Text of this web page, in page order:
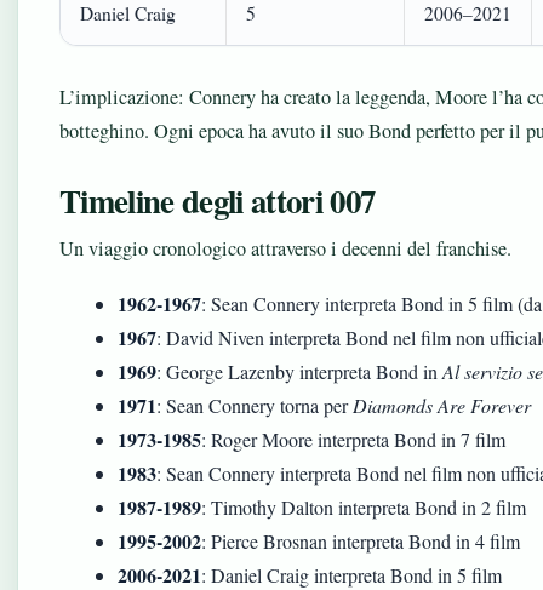
Daniel Craig 5 2006–2021
L’implicazione: Connery ha creato la leggenda, Moore l’ha
botteghino. Ogni epoca ha avuto il suo Bond perfetto per il
Timeline degli attori 007
Un viaggio cronologico attraverso i decenni del franchise.
1962-1967: Sean Connery interpreta Bond in 5 film
1967: David Niven interpreta Bond nel film non
1969: George Lazenby interpreta Bond in Al servizio
1971: Sean Connery torna perDiamonds Are Forever
1973-1985: Roger Moore interpreta Bond in 7 film
1983: Sean Connery interpreta Bond nel film non
1987-1989: Timothy Dalton interpreta Bond in 2 film
1995-2002: Pierce Brosnan interpreta Bond in 4 film
2006-2021: Daniel Craig interpreta Bond in 5 film